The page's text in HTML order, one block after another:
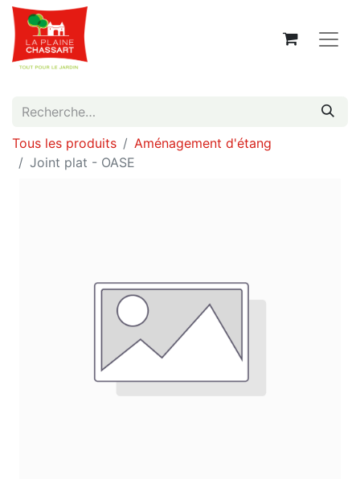
Tous les produits
Aménagement d'étang
Joint plat - OASE